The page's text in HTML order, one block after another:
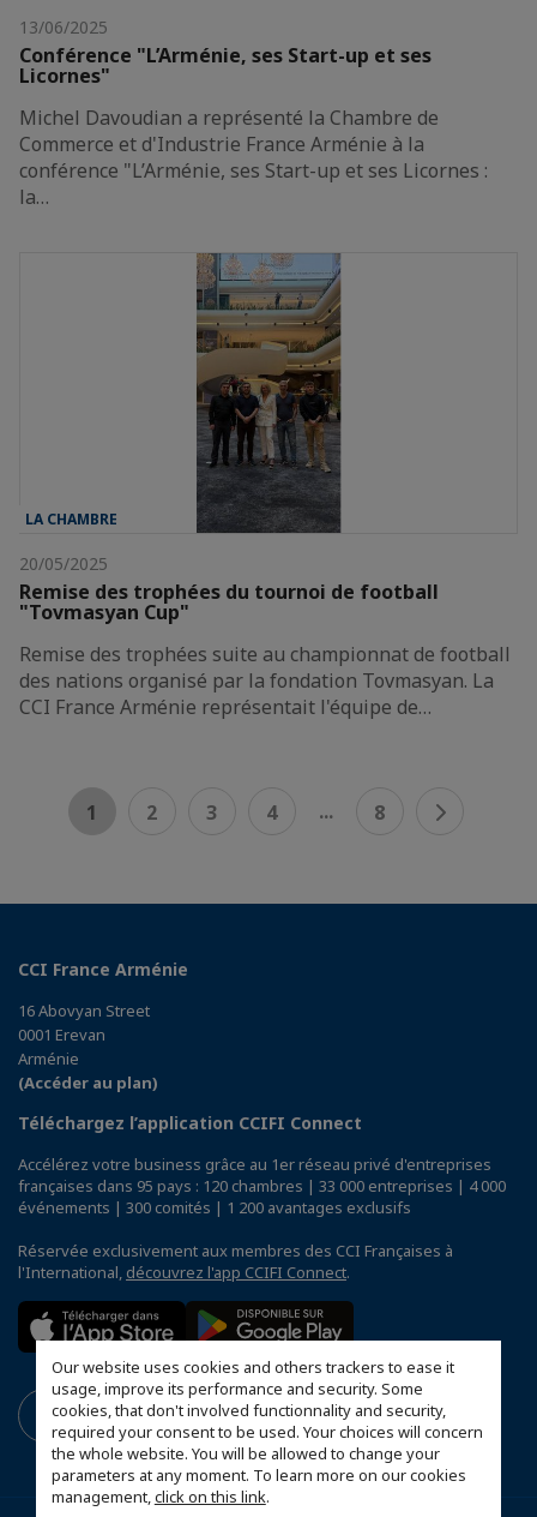
Our website uses cookies and others trackers to ease it
usage, improve its performance and security. Some
cookies, that don't involved functionnality and security,
required your consent to be used. Your choices will concern
the whole website. You will be allowed to change your
parameters at any moment. To learn more on our cookies
management,click on this link.
13/06/2025
Conférence "L’Arménie, ses Start-up et ses
Licornes"
Michel Davoudian a représenté la Chambre de
Commerce et d'Industrie France Arménie à la
conférence "L’Arménie, ses Start-up et ses Licornes :
la…
LA CHAMBRE
20/05/2025
Remise des trophées du tournoi de football
"Tovmasyan Cup"
Remise des trophées suite au championnat de football
des nations organisé par la fondation Tovmasyan. La
CCI France Arménie représentait l'équipe de…
1 2 3 4 ... 8
CCI France Arménie
16 Abovyan Street
0001 Erevan
Arménie
(Accéder au plan)
Téléchargez l’application CCIFI Connect
Accélérez votre business grâce au 1er réseau privé d'entreprises
françaises dans 95 pays : 120 chambres | 33 000 entreprises | 4 000
événements | 300 comités | 1 200 avantages exclusifs
Réservée exclusivement aux membres des CCI Françaises à
l'International, découvrez l'app CCIFI Connect.